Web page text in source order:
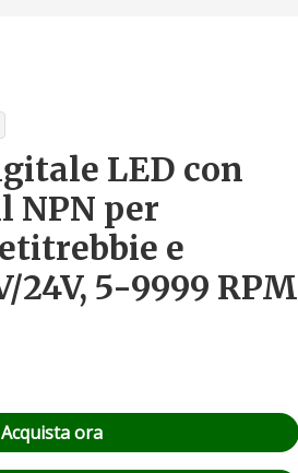
LED con
NPN per
e
24V, 5-9999 RPM
Acquista ora